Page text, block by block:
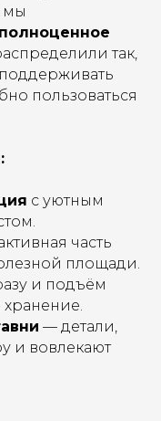
мы
полноценное
так,
пользоваться
с уютным
часть
площади.
и подъём
— детали,
и вовлекают